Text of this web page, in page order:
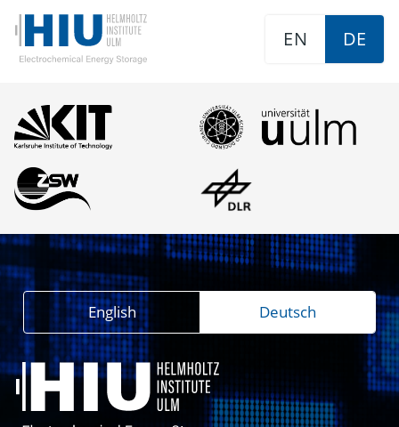
EN DE
English Deutsch